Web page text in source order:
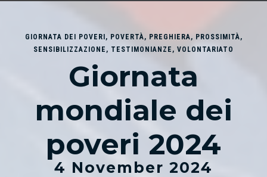
GIORNATA DEI POVERI, POVERTÀ, PREGHIERA, PROSSIMITÀ,
SENSIBILIZZAZIONE , TESTIMONIANZE , VOLONTARIATO
Giornata
mondiale dei
poveri 2024
4 November 2024